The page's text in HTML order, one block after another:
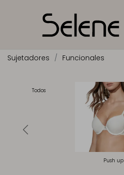
Sujetadores Funcionales
Todos
Push up